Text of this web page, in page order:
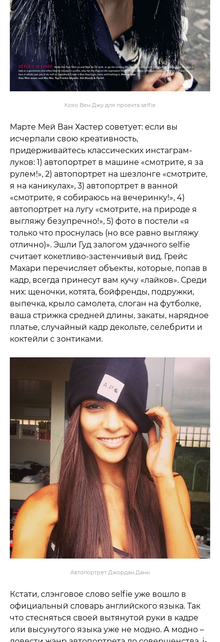
Ксяо Вен Джу для проекта selfie
Марте Мей Ван Хастер советует: если вы
исчерпали свою креативность,
придерживайтесь классических инстаграм-
луков: 1) автопортрет в машине «смотрите, я за
рулем!», 2) автопортрет на шезлонге «смотрите,
я на каникулах», 3) автопортрет в ванной
«смотрите, я собираюсь на вечеринку!», 4)
автопортрет на лугу «смотрите, на природе я
выгляжу безупречно!», 5) фото в постели «я
только что проснулась (но все равно выгляжу
отлично)». Эшли Гуд залогом удачного selfie
считает кокетливо-застенчивый вид. Грейс
Махари перечисляет объекты, которые, попав в
кадр, всегда принесут вам кучу «лайков». Среди
них: щеночки, котята, бойфренды, подружки,
выпечка, крыло самолета, слоган на футболке,
ваша стрижка средней длины, закаты, нарядное
платье, случайный кадр декольте, селебрити и
коктейли с зонтиками.
Автопортрет Джордан Данн
Кстати, слэнговое слово selfie уже вошло в
официальный словарь английского языка. Так
что стесняться своей вытянутой руки в кадре
или высунутого языка уже не модно. А модно –